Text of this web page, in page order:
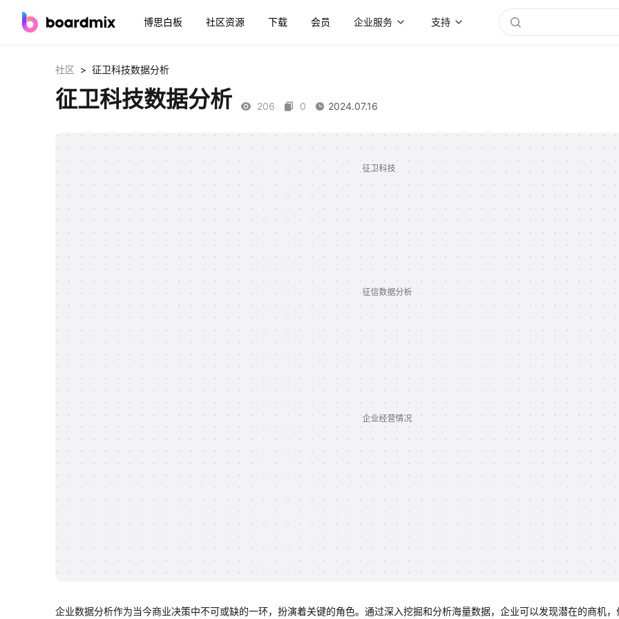
博思白板 社区资源 下载 会员 企业服务 支持
社区 > 征卫科技数据分析
征卫科技数据分析 206 0 2024.07.16
企业数据分析作为当今商业决策中不可或缺的一环，扮演着关键的角色。通过深入挖掘和分析海量数据，企业可以发现潜在的商机，